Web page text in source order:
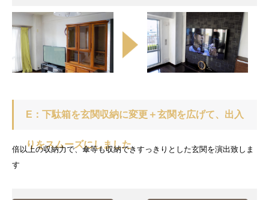
E：下駄箱を玄関収納に変更＋玄関を広げて、出入
りをスムーズにしました
倍以上の収納力で、傘等も収納できすっきりとした玄関を演出致しま
す